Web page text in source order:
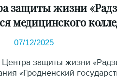
защиты жизни
медицинского
07/12/2025
защиты жизни
«Гродненский